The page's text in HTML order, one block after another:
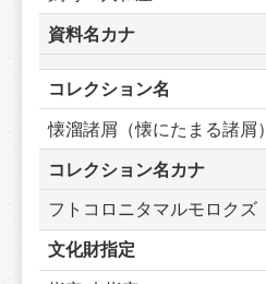
資料名カナ
コレクション名
懐溜諸屑（懐にたまる諸屑）
コレクション名カナ
フトコロニタマルモロクズ
文化財指定